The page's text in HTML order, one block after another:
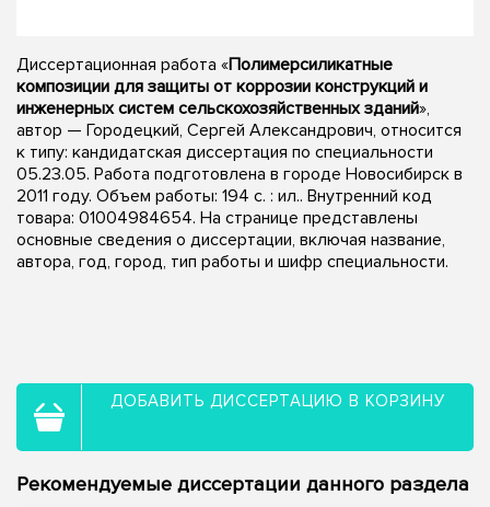
Диссертационная работа «Полимерсиликатные
композиции для защиты от коррозии конструкций и
инженерных систем сельскохозяйственных зданий»,
автор — Городецкий, Сергей Александрович, относится
к типу: кандидатская диссертация по специальности
05.23.05. Работа подготовлена в городе Новосибирск в
2011 году. Объем работы: 194 с. : ил.. Внутренний код
товара: 01004984654. На странице представлены
основные сведения о диссертации, включая название,
автора, год, город, тип работы и шифр специальности.
ДОБАВИТЬ ДИССЕРТАЦИЮ В КОРЗИНУ
Рекомендуемые диссертации данного раздела